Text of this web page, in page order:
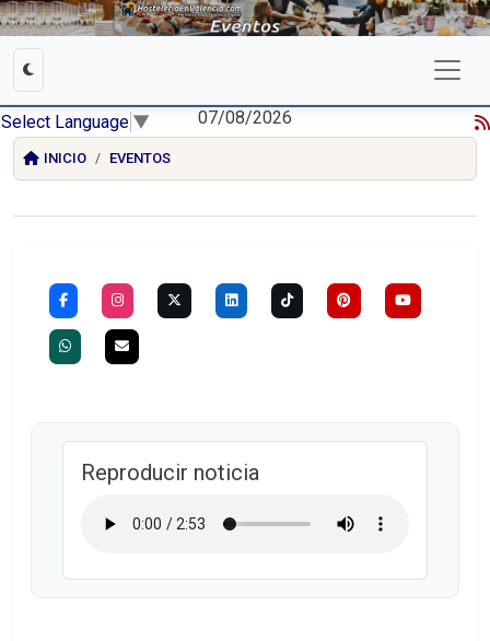
Select Language ▼ 07/08/2026
INICIO EVENTOS
Reproducir noticia